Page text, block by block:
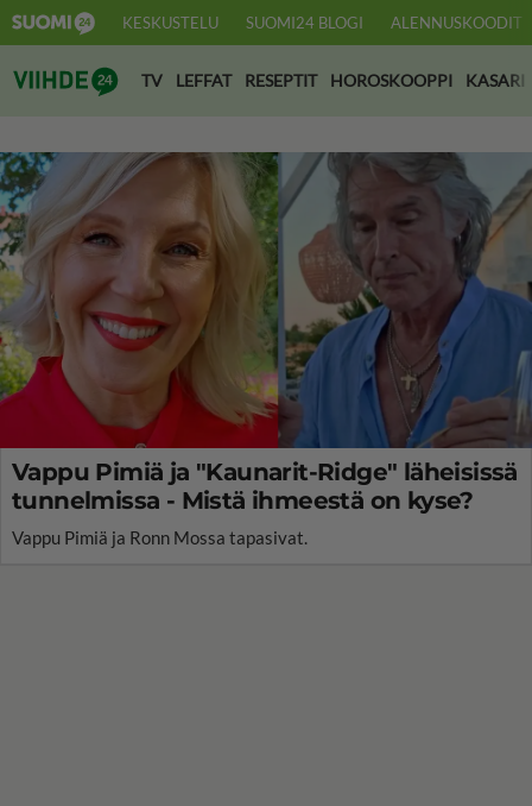
KESKUSTELU SUOMI24 BLOGI ALENNUSKOODIT
Suomi24 Viihde
TV LEFFAT RESEPTIT HOROSKOOPPI KASARI
Vappu Pimiä ja "Kaunarit-Ridge" läheisissä
tunnelmissa - Mistä ihmeestä on kyse?
Vappu Pimiä ja Ronn Mossa tapasivat.